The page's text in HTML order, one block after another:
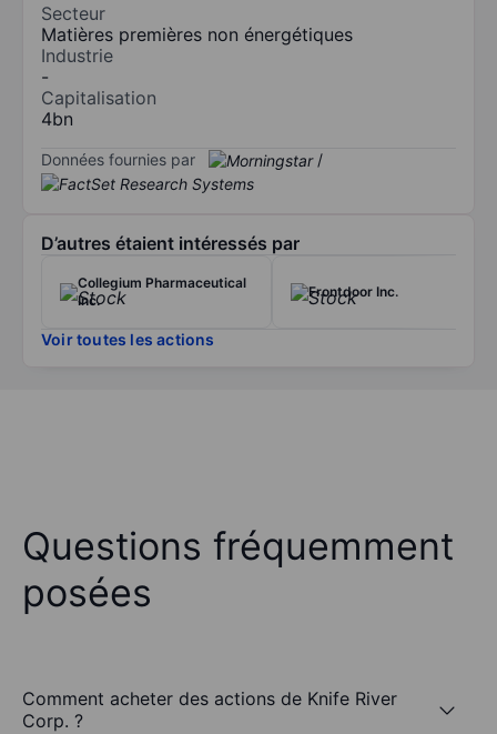
Secteur
Matières premières non énergétiques
Industrie
-
Capitalisation
4bn
Données fournies par /
D’autres étaient intéressés par
Collegium Pharmaceutical
Inc.
Frontdoor Inc.
Voir toutes les actions
Questions fréquemment
posées
Comment acheter des actions de Knife River
Corp. ?